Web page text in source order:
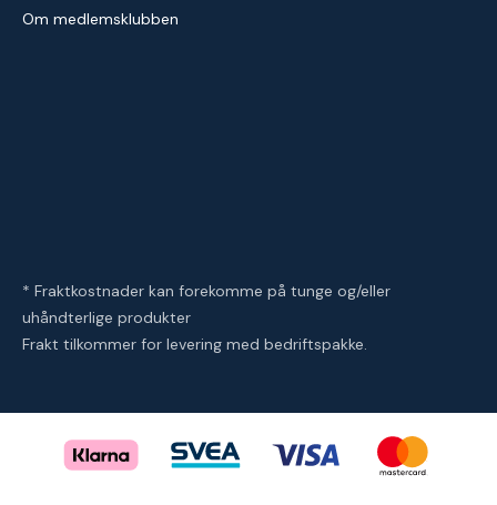
Om medlemsklubben
* Fraktkostnader kan forekomme på tunge og/eller
uhåndterlige produkter
Frakt tilkommer for levering med bedriftspakke.